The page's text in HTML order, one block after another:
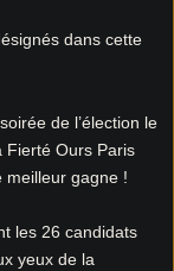
dans cette
de l’élection le
Fierté Ours Paris
meilleur gagne !
les 26 candidats
yeux de la